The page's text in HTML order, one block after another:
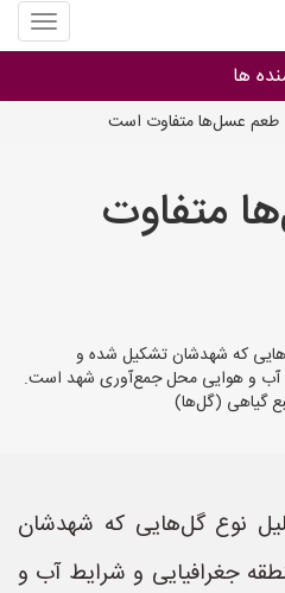
منوی
سایت
عسل
ها
ها
طعم عسل‌ها متفاوت است
متفاوت
که شهدشان تشکیل شده و
آب و هوایی محل جمع‌آوری شهد است.
گیاهی (گل‌ها)
نوع گل‌هایی که شهدشان
جغرافیایی و شرایط آب و